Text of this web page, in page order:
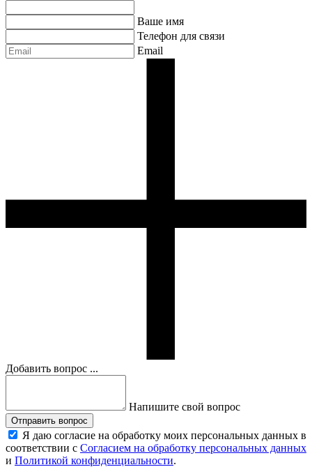
Ваше имя
Телефон для связи
Email
Добавить вопрос ...
Напишите свой вопрос
Отправить вопрос
Я даю согласие на обработку моих персональных данных в
соответствии с Согласием на обработку персональных данных
и Политикой конфиденциальности.